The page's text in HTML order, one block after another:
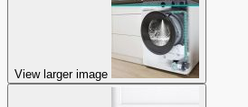
View larger image